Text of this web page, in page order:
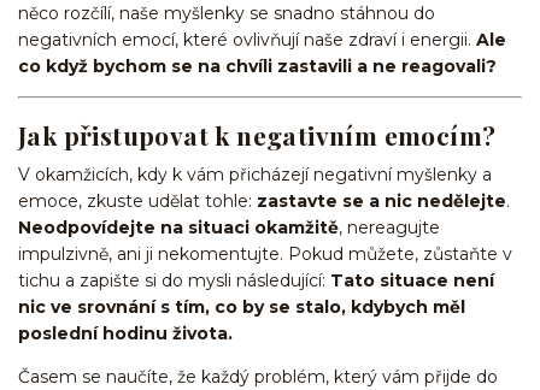
něco rozčílí, naše myšlenky se snadno stáhnou do
negativních emocí, které ovlivňují naše zdraví i energii. Ale
co když bychom se na chvíli zastavili a ne reagovali?
Jak přistupovat k negativním emocím?
V okamžicích, kdy k vám přicházejí negativní myšlenky a
emoce, zkuste udělat tohle: zastavte se a nic nedělejte.
Neodpovídejte na situaci okamžitě, nereagujte
impulzivně, ani ji nekomentujte. Pokud můžete, zůstaňte v
tichu a zapište si do mysli následující: Tato situace není
nic ve srovnání s tím, co by se stalo, kdybych měl
poslední hodinu života.
Časem se naučíte, že každý problém, který vám přijde do